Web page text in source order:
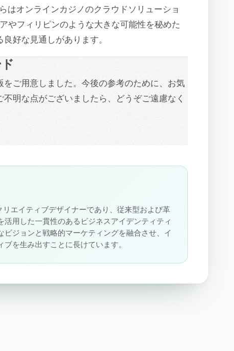
はオンラインカジノのクラウドソリューショ
やフィリピンのような大きな可能性を秘めた
好な見通しがあります。
ご用意しました。今後の参考のために、お気
明な点がございましたら、どうぞご遠慮なく
リエイティブデザイナーであり、従来型および革
活用した一貫性のあるビジネスアイデンティティ
ビジョンと戦略的マーケティングを融合させ、イ
を生み出すことに長けています。